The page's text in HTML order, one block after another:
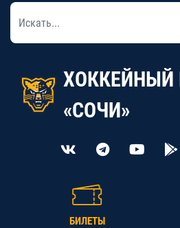
ХОККЕЙНЫЙ
«СОЧИ»
БИЛЕТЫ